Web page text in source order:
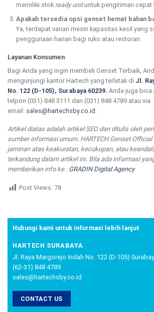
memiliki stok ready unituntuk pengiriman cepat
Apakah tersedia opsi genset hemat bahan
Ya, terdapat varian mesin kapasitas kecil yang
penggunaan harian bagi ruko atau restoran.
Layanan Konsumen
Bagi Anda yang ingin membeli Genset Terbaik,
mengunjungi kantor Hartech yang terletak di Jl.
No. 122 (D-105), Surabaya 60239. Anda juga bisa
telpon (031) 848 3111 dan (031) 848 4789 atau via
email: sales@hartechsby.co.id
Artikel diatas adalah artikel SEO dan ditulis oleh
sumber informasi umum. HARTECH Genset
jaminan atas keakuratan, kecukupan, atau
terkandung dalam artikel ini. Bila ada informasi
memberikan info ke : GRADIN Digital Agency
Post Views: 78
Hubungi kami untuk informasi lebih lanjut
HARTECH SURABAYA
Jl. Raya Margorejo Indah No. 122 (D-105)
(62-31) 848 4789
sales@hartechsby.co.id
CONTACT US